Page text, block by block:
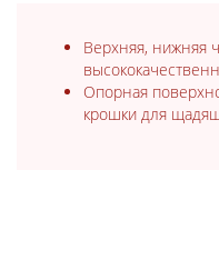
Верхняя, нижняя
Опорная
крошки для